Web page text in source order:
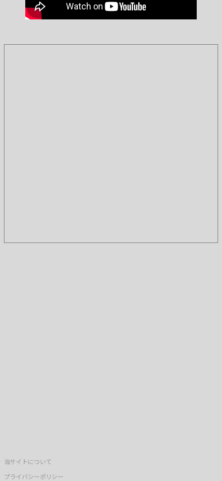
当サイトについて
プライバシーポリシー